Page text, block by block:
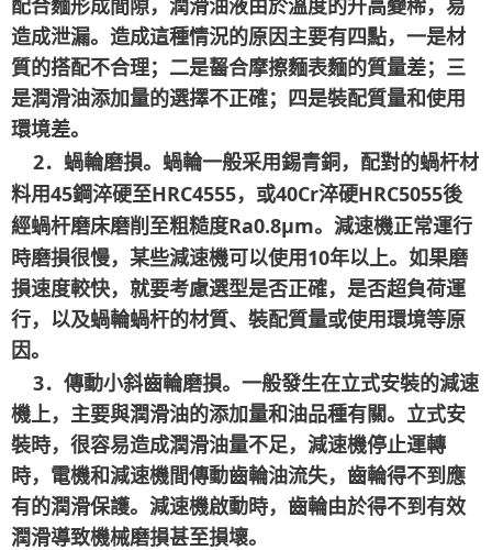
配合麵形成間隙，潤滑油液由於溫度的升高變稀，易
造成泄漏。造成這種情況的原因主要有四點，一是材
質的搭配不合理；二是齧合摩擦麵表麵的質量差；三
是潤滑油添加量的選擇不正確；四是裝配質量和使用
環境差。
2．蝸輪磨損。蝸輪一般采用錫青銅，配對的蝸杆材
料用45鋼淬硬至HRC4555，或40Cr淬硬HRC5055後
經蝸杆磨床磨削至粗糙度Ra0.8μm。減速機正常運行
時磨損很慢，某些減速機可以使用 10年以上。如果磨
損速度較快，就要考慮選型是否正確，是否超負荷運
行，以及蝸輪蝸杆的材質、裝配質量或使用環境等原
因。
3．傳動小斜齒輪磨損。一般發生在立式安裝的減速
機上，主要與潤滑油的添加量和油品種有關。立式安
裝時，很容易造成潤滑油量不足，減速機停止運轉
時，電機和減速機間傳動齒輪油流失，齒輪得不到應
有的潤滑保護。減速機啟動時，齒輪由於得不到有效
潤滑導致機械磨損甚至損壞。